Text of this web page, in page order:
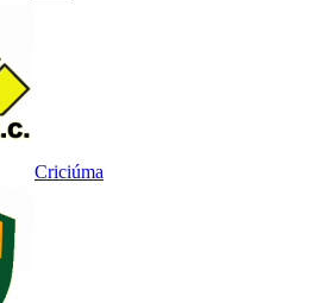
Criciúma